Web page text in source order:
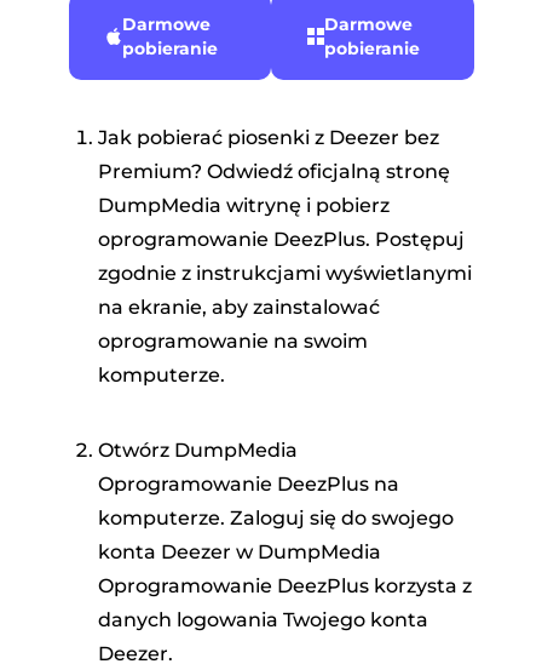
Darmowe
pobieranie
Darmowe
pobieranie
Jak pobierać piosenki z Deezer bez
Premium? Odwiedź oficjalną stronę
DumpMedia witrynę i pobierz
oprogramowanie DeezPlus. Postępuj
zgodnie z instrukcjami wyświetlanymi
na ekranie, aby zainstalować
oprogramowanie na swoim
komputerze.
Otwórz DumpMedia
Oprogramowanie DeezPlus na
komputerze. Zaloguj się do swojego
konta Deezer w DumpMedia
Oprogramowanie DeezPlus korzysta z
danych logowania Twojego konta
Deezer.